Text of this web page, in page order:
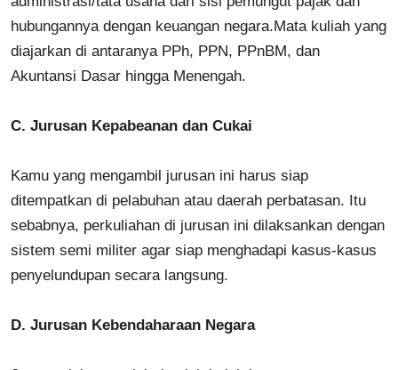
hubungannya dengan keuangan negara.Mata kuliah yang
diajarkan di antaranya PPh, PPN, PPnBM, dan
Akuntansi Dasar hingga Menengah.
C. Jurusan Kepabeanan dan Cukai
Kamu yang mengambil jurusan ini harus siap
ditempatkan di pelabuhan atau daerah perbatasan. Itu
sebabnya, perkuliahan di jurusan ini dilaksankan dengan
sistem semi militer agar siap menghadapi kasus-kasus
penyelundupan secara langsung.
D. Jurusan Kebendaharaan Negara